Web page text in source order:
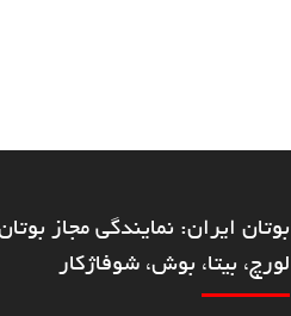
بوتان ایران: نمایندگی مجاز
لورچ، بیتا، بوش، شوفاژکار